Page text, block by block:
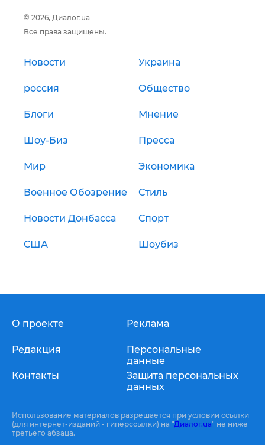
© 2026, Диалог.ua
Все права защищены.
Новости Украина
россия Общество
Блоги Мнение
Шоу-Биз Пресса
Мир Экономика
Военное Обозрение Стиль
Новости Донбасса Спорт
США Шоубиз
О проекте
Редакция
Контакты
Реклама
Персональные
данные
Защита персональных
данных
Использование материалов разрешается при условии ссылки
(для интернет-изданий - гиперссылки) на "Диалог.ua" не ниже
третьего абзаца.